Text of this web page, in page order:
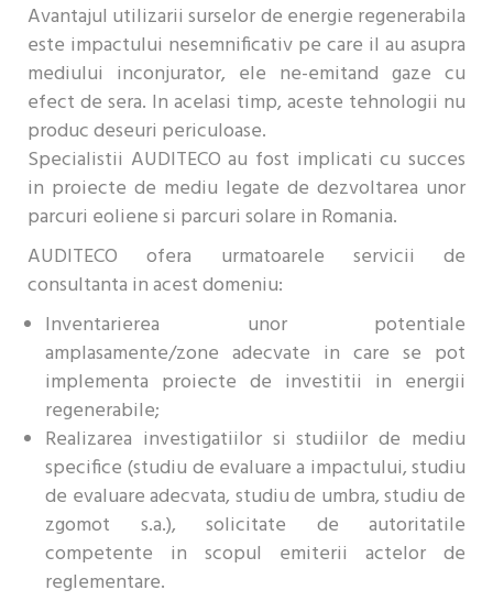
Avantajul utilizarii surselor de energie regenerabila
este impactului nesemnificativ pe care il au asupra
mediului inconjurator, ele ne-emitand gaze cu
efect de sera. In acelasi timp, aceste tehnologii nu
produc deseuri periculoase.
Specialistii AUDITECO au fost implicati cu succes
in proiecte de mediu legate de dezvoltarea unor
parcuri eoliene si parcuri solare in Romania.
AUDITECO ofera urmatoarele servicii de
consultanta in acest domeniu:
Inventarierea unor potentiale
amplasamente/zone adecvate in care se pot
implementa proiecte de investitii in energii
regenerabile;
Realizarea investigatiilor si studiilor de mediu
specifice (studiu de evaluare a impactului, studiu
de evaluare adecvata, studiu de umbra, studiu de
zgomot s.a.), solicitate de autoritatile
competente in scopul emiterii actelor de
reglementare.